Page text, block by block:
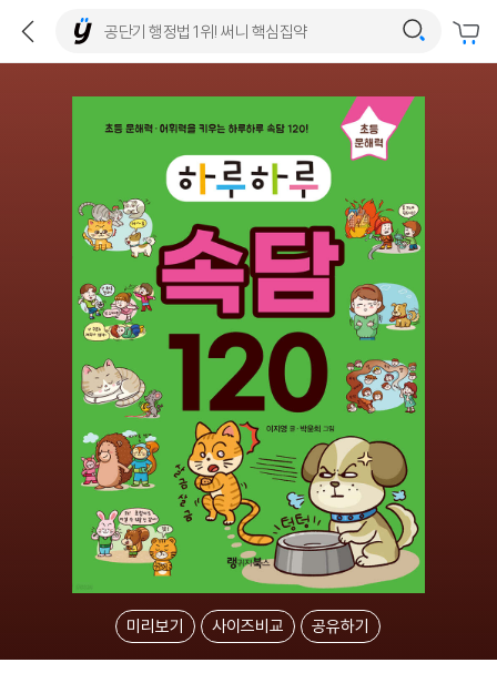
미리보기 사이즈비교 공유하기